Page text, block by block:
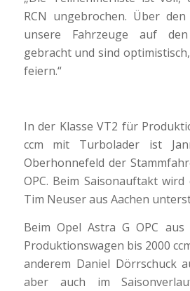
RCN ungebrochen. Über
unsere Fahrzeuge auf
gebracht und sind
feiern.“
In der Klasse VT2 für
ccm mit Turbolader ist
Oberhonnefeld der
OPC. Beim Saisonauftakt
Tim Neuser aus Aachen
Beim Opel Astra G OPC
Produktionswagen bis 2000
anderem Daniel Dörrschuck
aber auch im